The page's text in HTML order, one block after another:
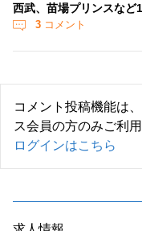
西武、苗場プリンスな
3 コメント
コメント投稿機能は
ス会員の方のみご利
ログインはこちら